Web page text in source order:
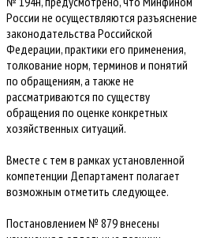
России не осуществляются разъяснение
законодательства Российской
Федерации, практики его применения,
толкование норм, терминов и понятий
по обращениям, а также не
рассматриваются по существу
обращения по оценке конкретных
хозяйственных ситуаций.
Вместе с тем в рамках установленной
компетенции Департамент полагает
возможным отметить следующее.
Постановлением № 879 внесены